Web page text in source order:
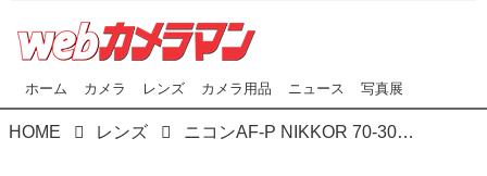
ホーム カメラ レンズ カメラ用品 ニュース 写真展
HOME レンズ ニコンAF-P NIKKOR 70-300mm f/4.5-5.6E ED VR」を 2017年7月28日に発売！